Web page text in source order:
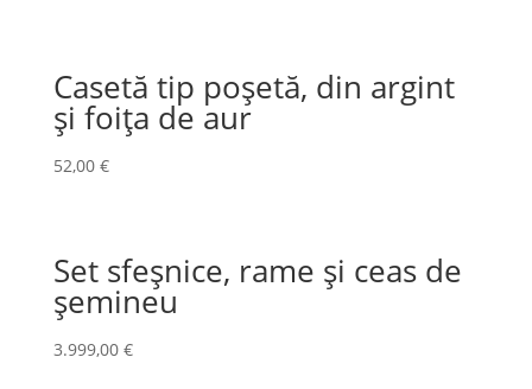
Casetă tip poșetă, din argint
și foița de aur
52,00 €
Set sfeșnice, rame și ceas de
șemineu
3.999,00 €